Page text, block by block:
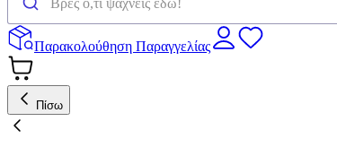
Παρακολούθηση Παραγγελίας
Πίσω